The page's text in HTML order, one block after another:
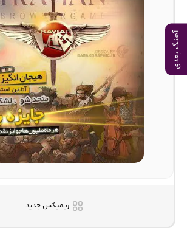
آهنگ بعدی
ریمیکس جدید